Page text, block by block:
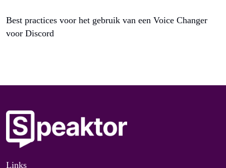
Best practices voor het gebruik van een Voice Changer
voor Discord
Links